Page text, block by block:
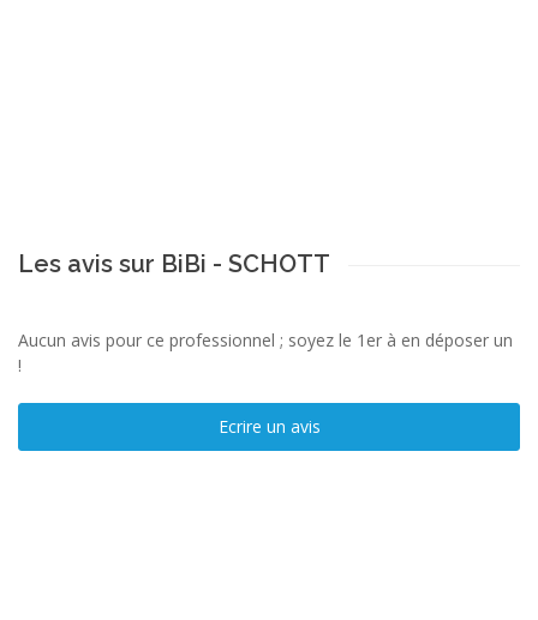
Les avis sur BiBi - SCHOTT
Aucun avis pour ce professionnel ; soyez le 1er à en déposer un
!
Ecrire un avis